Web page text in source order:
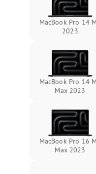
MacBook Pro 14
2023
MacBook Pro 14
Max 2023
MacBook Pro 16
Max 2023